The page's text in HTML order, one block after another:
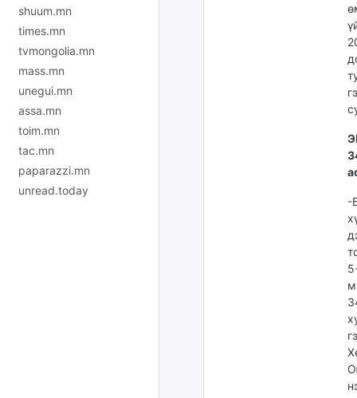
shuum.mn
times.mn
tvmongolia.mn
mass.mn
unegui.mn
assa.mn
toim.mn
tac.mn
paparazzi.mn
unread.today
-